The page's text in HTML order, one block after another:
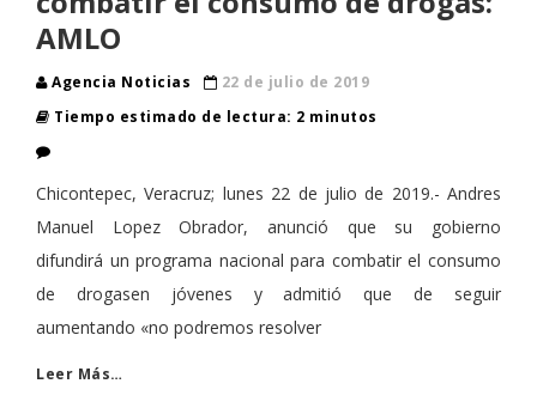
AMLO
Agencia Noticias
22 de julio de 2019
Tiempo estimado de lectura: 2 minutos
Chicontepec, Veracruz; lunes 22 de julio de 2019.- Andres
Manuel Lopez Obrador, anunció que su gobierno
difundirá un programa nacional para combatir el consumo
de drogasen jóvenes y admitió que de seguir
aumentando «no podremos resolver
Leer Más…